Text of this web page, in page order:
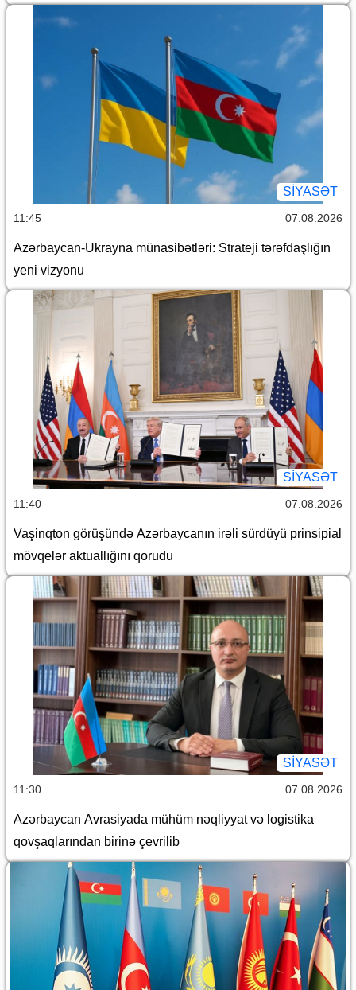
SİYASƏT
11:45 07.08.2026
Azərbaycan-Ukrayna münasibətləri: Strateji tərəfdaşlığın
yeni vizyonu
SİYASƏT
11:40 07.08.2026
Vaşinqton görüşündə Azərbaycanın irəli sürdüyü prinsipial
mövqelər aktuallığını qorudu
SİYASƏT
11:30 07.08.2026
Azərbaycan Avrasiyada mühüm nəqliyyat və logistika
qovşaqlarından birinə çevrilib